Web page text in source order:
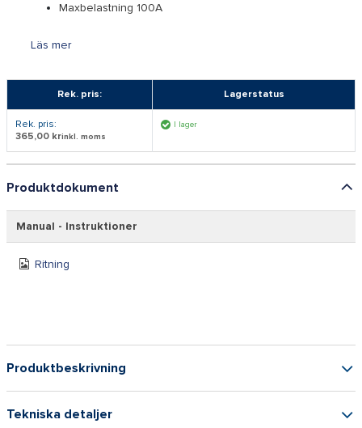
Maxbelastning 100A
Läs mer
Rek. pris: Lagerstatus
Rek. pris:
365,00 krinkl. moms
I lager
Produktdokument
Manual - Instruktioner
Ritning
Produktbeskrivning
Tekniska detaljer